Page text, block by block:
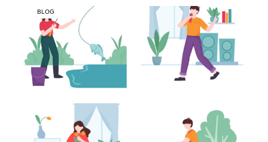
BLOG